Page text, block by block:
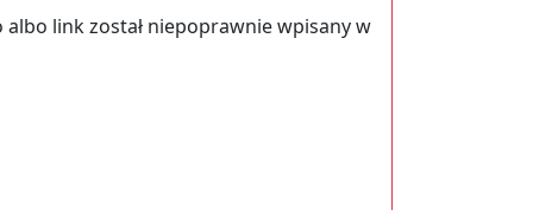
link został niepoprawnie wpisany w